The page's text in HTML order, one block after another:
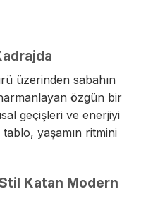
üzerinden sabahın
özgün bir
geçişleri ve enerjiyi
yaşamın ritmini
Katan Modern